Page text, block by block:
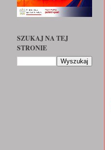
SZUKAJ NA TEJ
STRONIE